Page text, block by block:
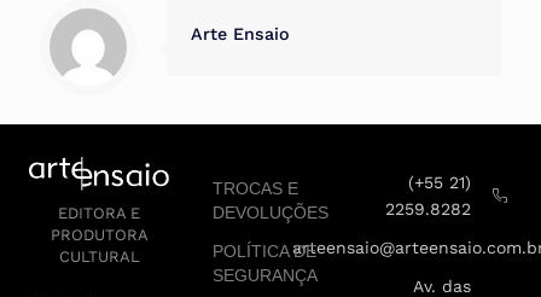
Arte Ensaio
EDITORA E
PRODUTORA
CULTURAL
TROCAS E
DEVOLUÇÕES
POLÍTICA DE
SEGURANÇA
(+55 21)
2259.8282
Av. das